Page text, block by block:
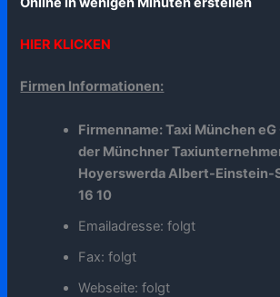
HIER KLICKEN
Firmen Informationen:
Firmenname: Taxi München
der Münchner
Hoyerswerda Albert-Einstein-
16 10
Emailadresse: folgt
Fax: folgt
Webseite: folgt